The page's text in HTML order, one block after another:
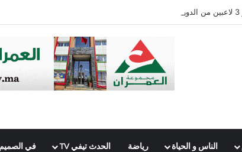
الناس و الحياة رياضة الحدث تيفي TV في الصميم